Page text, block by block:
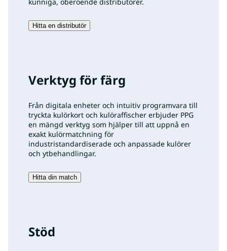
Hitta en distributör
Verktyg för färg
Från digitala enheter och intuitiv programvara till
tryckta kulörkort och kulöraffischer erbjuder PPG
en mängd verktyg som hjälper till att uppnå en
exakt kulörmatchning för
industristandardiserade och anpassade kulörer
och ytbehandlingar.
Hitta din match
Stöd